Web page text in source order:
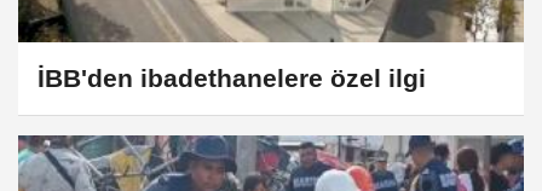
İBB'den ibadethanelere özel ilgi